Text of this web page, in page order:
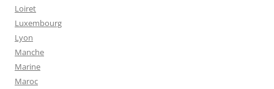
Loiret
Luxembourg
Lyon
Manche
Marine
Maroc